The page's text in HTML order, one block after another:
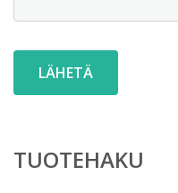
TUOTEHAKU